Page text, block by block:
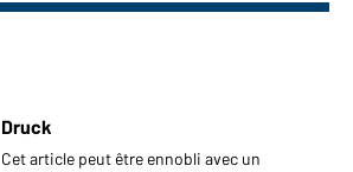
Druck
Cet article peut être ennobli avec un